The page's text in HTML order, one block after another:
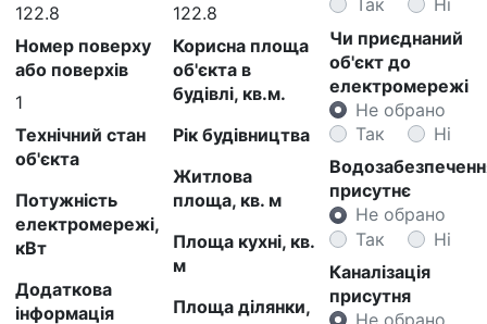
122.8
Номер поверху
або поверхів
1
Технічний стан
об'єкта
Потужність
електромережі,
кВт
Додаткова
інформація
122.8
Корисна площа
об'єкта в
будівлі, кв.м.
Рік будівництва
Житлова
площа, кв. м
Площа кухні, кв.
м
Площа ділянки,
Так
Ні
Чи приєднаний
об'єкт до
електромережі
Не обрано
Так
Ні
присутнє
Не обрано
Так
Ні
Каналізація
присутня